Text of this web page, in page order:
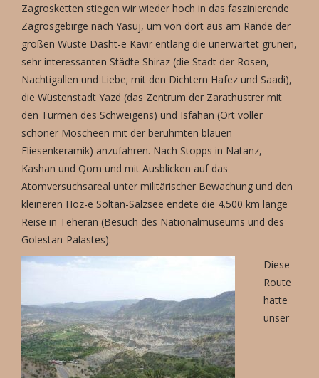
Zagrosketten stiegen wir wieder hoch in das faszinierende
Zagrosgebirge nach Yasuj, um von dort aus am Rande der
großen Wüste Dasht-e Kavir entlang die unerwartet grünen,
sehr interessanten Städte Shiraz (die Stadt der Rosen,
Nachtigallen und Liebe; mit den Dichtern Hafez und Saadi),
die Wüstenstadt Yazd (das Zentrum der Zarathustrer mit
den Türmen des Schweigens) und Isfahan (Ort voller
schöner Moscheen mit der berühmten blauen
Fliesenkeramik) anzufahren. Nach Stopps in Natanz,
Kashan und Qom und mit Ausblicken auf das
Atomversuchsareal unter militärischer Bewachung und den
kleineren Hoz-e Soltan-Salzsee endete die 4.500 km lange
Reise in Teheran (Besuch des Nationalmuseums und des
Golestan-Palastes).
Diese
Route
hatte
unser